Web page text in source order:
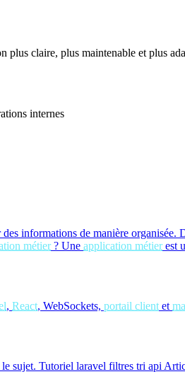
claire, plus maintenable et plus
internes
informations de manière organisée.
métier? Une application métierest
, React, WebSockets, portail client et
sujet. Tutoriel laravel filtres tri api